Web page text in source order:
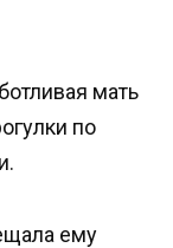
мать
по
ему